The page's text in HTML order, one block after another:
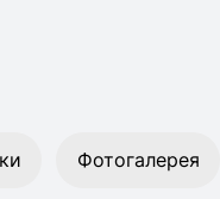
Фотогалерея